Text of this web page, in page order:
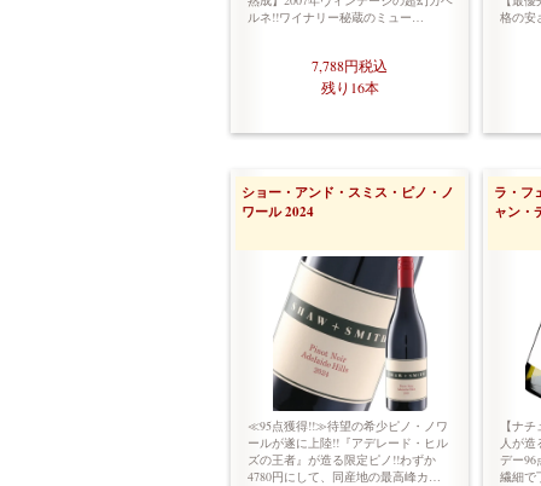
ルネ!!ワイナリー秘蔵のミュー…
7,788円税込
残り16本
格の安
ショー・アンド・スミス・ピノ・ノ
ワール 2024
≪95点獲得!!≫待望の希少ピノ・ノワ
ールが遂に上陸!!『アデレード・ヒル
ズの王者』が造る限定ピノ!!わずか
4780円にして、同産地の最高峰カ…
ラ・フ
ャン・
【ナ
人が造
デー
繊細で